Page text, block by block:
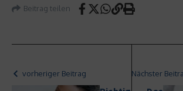
Beitrag teilen
vorheriger Beitrag Nächster